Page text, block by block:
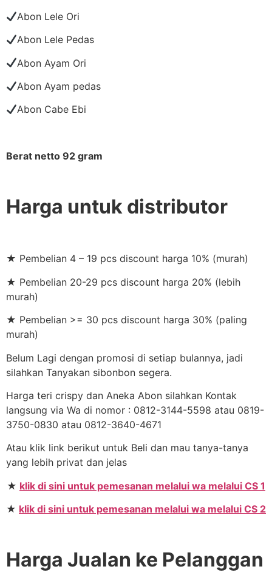
Abon Lele Ori
Abon Lele Pedas
Abon Ayam Ori
Abon Ayam pedas
Abon Cabe Ebi
Berat netto 92 gram
Harga untuk distributor
★ Pembelian 4 – 19 pcs discount harga 10% (murah)
★ Pembelian 20-29 pcs discount harga 20% (lebih
murah)
★ Pembelian >= 30 pcs discount harga 30% (paling
murah)
Belum Lagi dengan promosi di setiap bulannya, jadi
silahkan Tanyakan sibonbon segera.
Harga teri crispy dan Aneka Abon silahkan Kontak
langsung via Wa di nomor : 0812-3144-5598 atau 0819-
3750-0830 atau 0812-3640-4671
Atau klik link berikut untuk Beli dan mau tanya-tanya
yang lebih privat dan jelas
★ klik di sini untuk pemesanan melalui wa melalui CS 1
★ klik di sini untuk pemesanan melalui wa melalui CS 2
Harga Jualan ke Pelanggan